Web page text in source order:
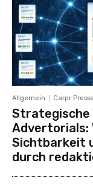
Allgemein Carpr
Strategische
Advertorials:
Sichtbarkeit
durch